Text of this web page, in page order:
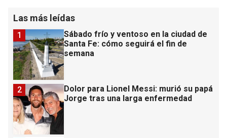
Las más leídas
Sábado frío y ventoso en la ciudad de
Santa Fe: cómo seguirá el fin de
semana
1
Dolor para Lionel Messi: murió su papá
Jorge tras una larga enfermedad
2